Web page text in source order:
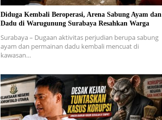
Diduga Kembali Beroperasi, Arena Sabung Ayam dan
Dadu di Warugunung Surabaya Resahkan Warga
Surabaya – Dugaan aktivitas perjudian berupa sabung
ayam dan permainan dadu kembali mencuat di
kawasan…